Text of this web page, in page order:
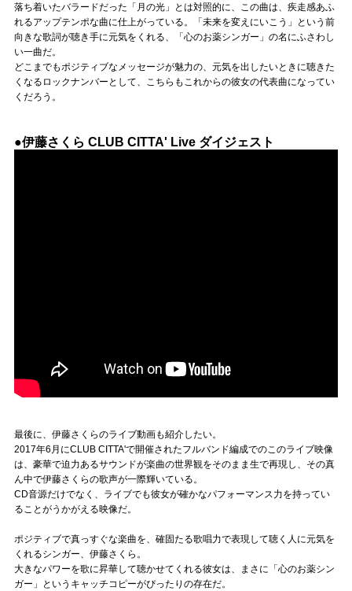
落ち着いたバラードだった「月の光」とは対照的に、この曲は、疾走感あふ
れるアップテンポな曲に仕上がっている。「未来を変えにいこう」という前
向きな歌詞が聴き手に元気をくれる、「心のお薬シンガー」の名にふさわし
い一曲だ。
どこまでもポジティブなメッセージが魅力の、元気を出したいときに聴きた
くなるロックナンバーとして、こちらもこれからの彼女の代表曲になってい
くだろう。
●伊藤さくら CLUB CITTA' Live ダイジェスト
最後に、伊藤さくらのライブ動画も紹介したい。
2017年6月にCLUB CITTA'で開催されたフルバンド編成でのこのライブ映像
は、豪華で迫力あるサウンドが楽曲の世界観をそのまま生で再現し、その真
ん中で伊藤さくらの歌声が一際輝いている。
CD音源だけでなく、ライブでも彼女が確かなパフォーマンス力を持ってい
ることがうかがえる映像だ。
ポジティブで真っすぐな楽曲を、確固たる歌唱力で表現して聴く人に元気を
くれるシンガー、伊藤さくら。
大きなパワーを歌に昇華して聴かせてくれる彼女は、まさに「心のお薬シン
ガー」というキャッチコピーがぴったりの存在だ。